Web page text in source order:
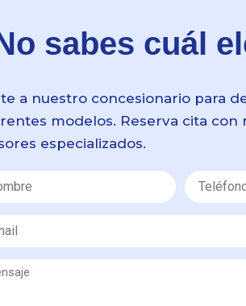
sabes cuál
a nuestro concesionario para
modelos. Reserva cita con
especializados.
Teléfono